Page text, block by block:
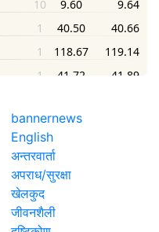
bannernews
English
अन्तरवार्ता
अपराध/सुरक्षा
खेलकुद
जीवनशैली